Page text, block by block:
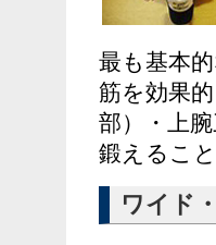
最も基本
筋を効果
部）・上
鍛えるこ
ワイド